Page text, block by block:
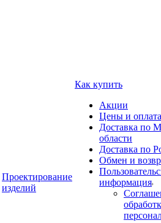
Проектирование
изделий
Как купить
Акции
Цены и оплата
Доставка по
области
Доставка по
Обмен и
информация